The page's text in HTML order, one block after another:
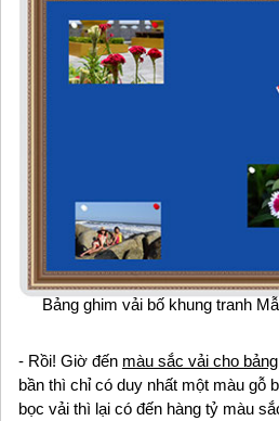
Bảng ghim vải bố khung tranh
- Rồi! Giờ đến màu sắc vải cho
bần thì chỉ có duy nhất một màu gỗ
bọc vải thì lại có đến hàng tỷ màu